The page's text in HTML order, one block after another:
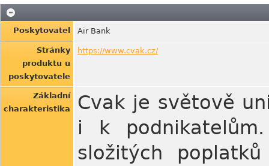
Poskytovatel Air Bank
Stránky
produktu u
poskytovatele
https://www.cvak.cz/
Základní
charakteristika
Cvak je světově
i k
složitých